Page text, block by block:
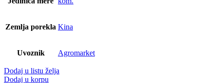
Zemlja porekla Kina
Uvoznik Agromarket
Dodaj u listu želja
Dodaj u korpu